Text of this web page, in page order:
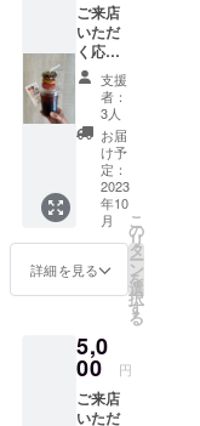
ご来店
いただ
く応援
プラン
①！
ドーナ
ツ３
ピース
と1ドリ
ンクと
新メ
ニュー
お試し
チケッ
ト付
き。
DONAD
ONAの
ドーナ
ツをぜ
ひお味
見くだ
支援
者：
3人
お届
け予
定：
2023
年10
月
詳細を見る
こ
の
リ
タ
ー
ン
を
選
択
す
る
5,0
00 円
ご来店
いただ